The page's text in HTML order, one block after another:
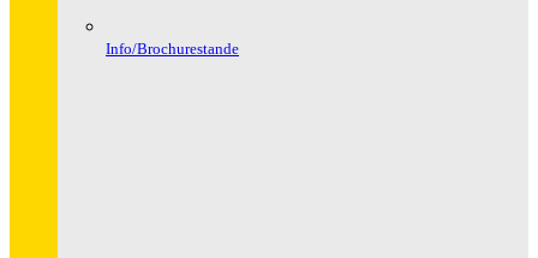
Info/Brochurestande